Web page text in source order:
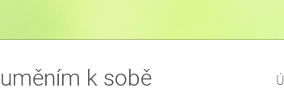
uměním k sobě